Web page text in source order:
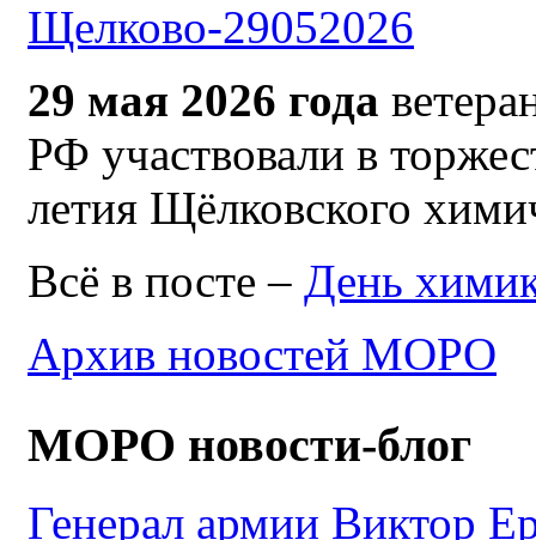
29 мая 2026 года
РФ участвовали в
летия Щёлковского
Всё в посте – День
Архив новостей МОРО
МОРО новости-блог
Генерал армии Виктор